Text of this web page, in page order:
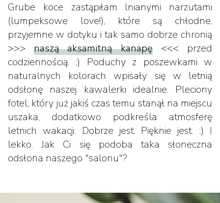
Grube koce zastąpiłam lnianymi narzutami
(lumpeksowe love!), które są chłodne,
przyjemne w dotyku i tak samo dobrze chronią
>>>naszą aksamitną kanapę<<< przed
codziennością. ;) Poduchy z poszewkami w
naturalnych kolorach wpisały się w letnią
odsłonę naszej kawalerki idealnie. Pleciony
fotel, który już jakiś czas temu stanął na miejscu
uszaka, dodatkowo podkreśla atmosferę
letnich wakacji. Dobrze jest. Pięknie jest. :) I
lekko. Jak Ci się podoba taka słoneczna
odsłona naszego "salonu"?